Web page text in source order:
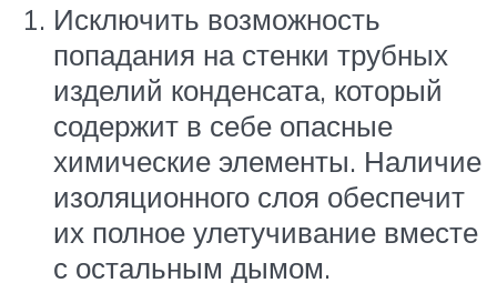
Исключить возможность
попадания на стенки трубных
изделий конденсата, который
содержит в себе опасные
химические элементы. Наличие
изоляционного слоя обеспечит
их полное улетучивание вместе
с остальным дымом.